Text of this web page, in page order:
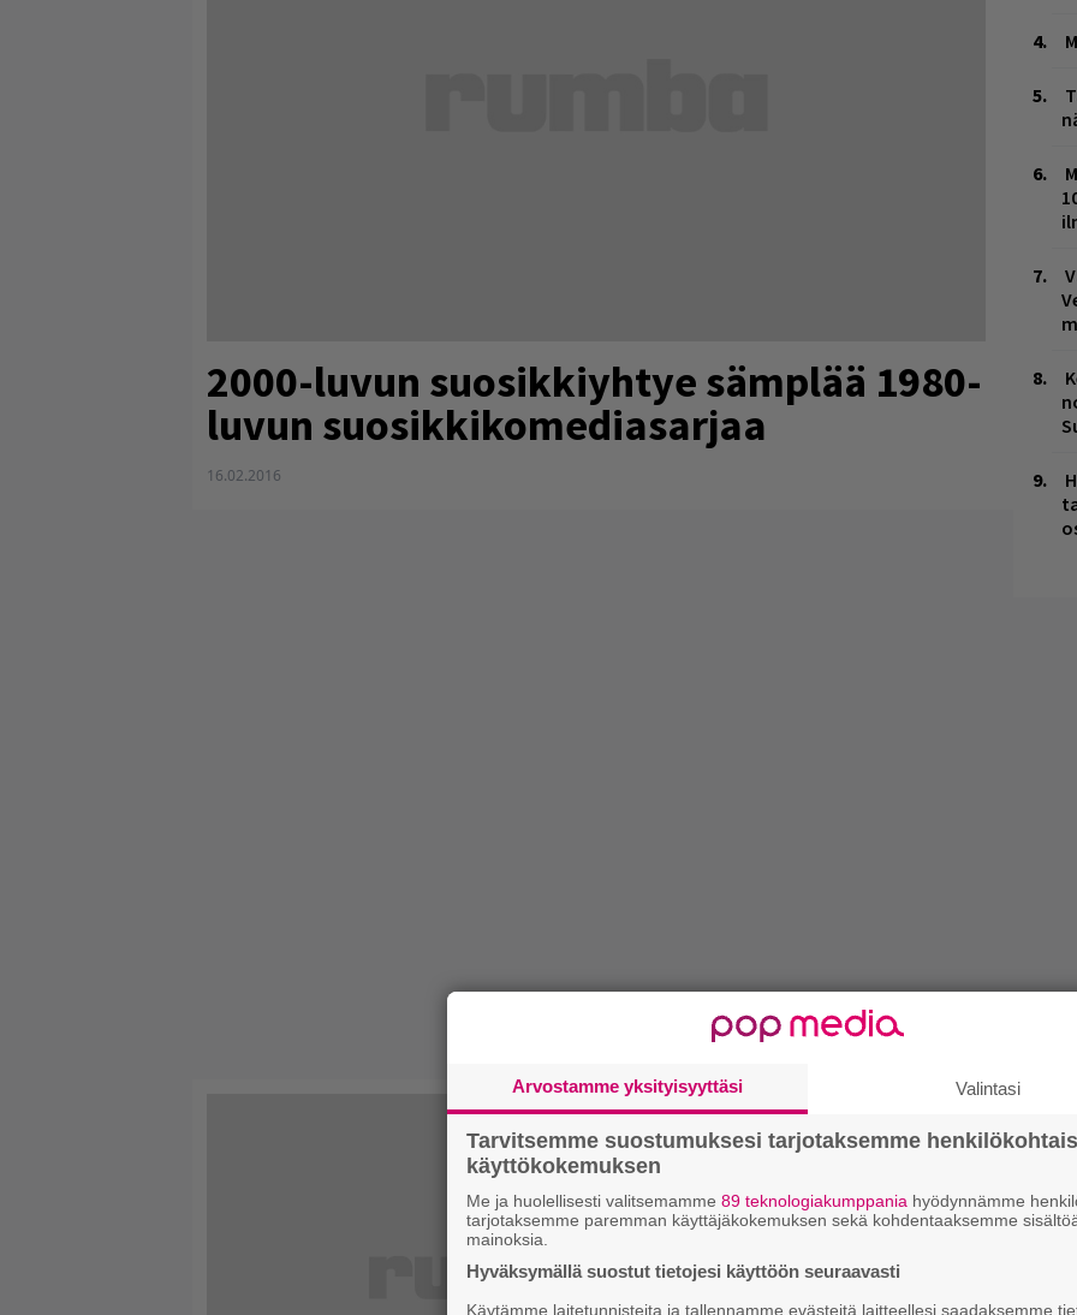
2000-luvun suosikkiyhtye sämplää 1980-
luvun suosikkikomediasarjaa
16.02.2016
Arvostamme yksityisyyttäsi Valintasi
Tarvitsemme suostumuksesi tarjotaksemme
käyttökokemuksen
Me ja huolellisesti valitsemamme 89 teknologiakumppania hyödynnämme
tarjotaksemme paremman käyttäjäkokemuksen sekä kohdentaaksemme
mainoksia.
Hyväksymällä suostut tietojesi käyttöön seuraavasti
Käytämme laitetunnisteita ja tallennamme evästeitä laitteellesi saadaksemme